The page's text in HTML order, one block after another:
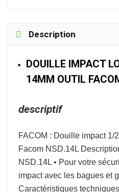
Description
DOUILLE IMPACT
14MM OUTIL
descriptif
FACOM : Douille impact 1/
Facom NSD.14L
NSD.14L • Pour votre
impact avec les bagues et
Caractéristiques